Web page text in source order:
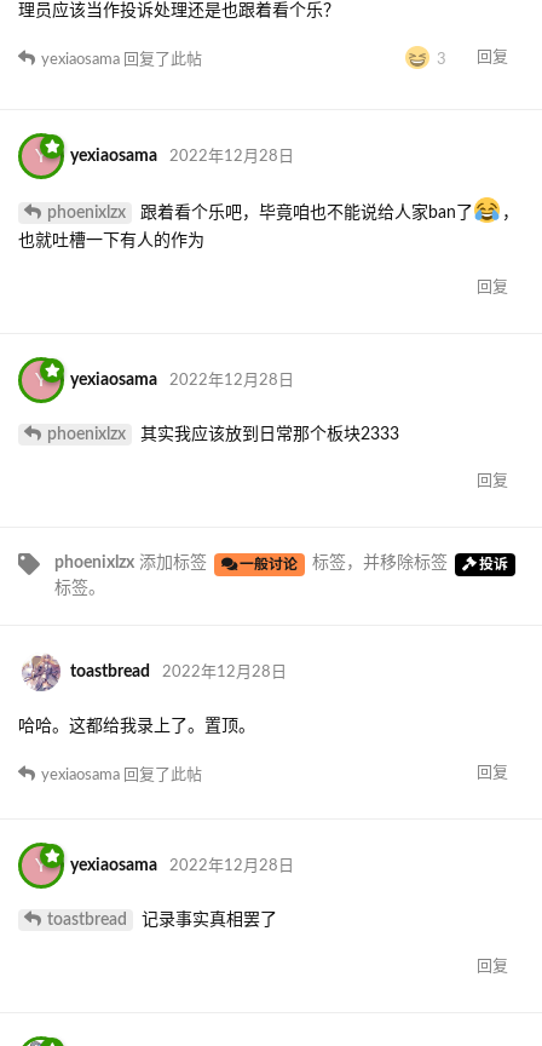
理员应该当作投诉处理还是也跟着看个乐？
3 回复
yexiaosama 回复了此帖
Y yexiaosama 2022年12月28日
phoenixlzx 跟着看个乐吧，毕竟咱也不能说给人家ban了
，
也就吐槽一下有人的作为
回复
Y yexiaosama 2022年12月28日
phoenixlzx 其实我应该放到日常那个板块2333
回复
phoenixlzx 添加标签 一般讨论 标签，并移除标签 投诉
标签。
toastbread 2022年12月28日
哈哈。这都给我录上了。置顶。
回复
yexiaosama 回复了此帖
Y yexiaosama 2022年12月28日
toastbread 记录事实真相罢了
回复